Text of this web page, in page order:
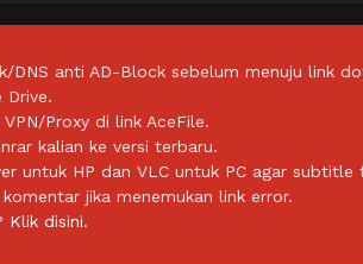
DNS anti AD-Block sebelum menuju link
Drive.
Proxy di link AceFile.
kalian ke versi terbaru.
untuk HP dan VLC untuk PC agar subtitle
jika menemukan link error.
Klik disini.